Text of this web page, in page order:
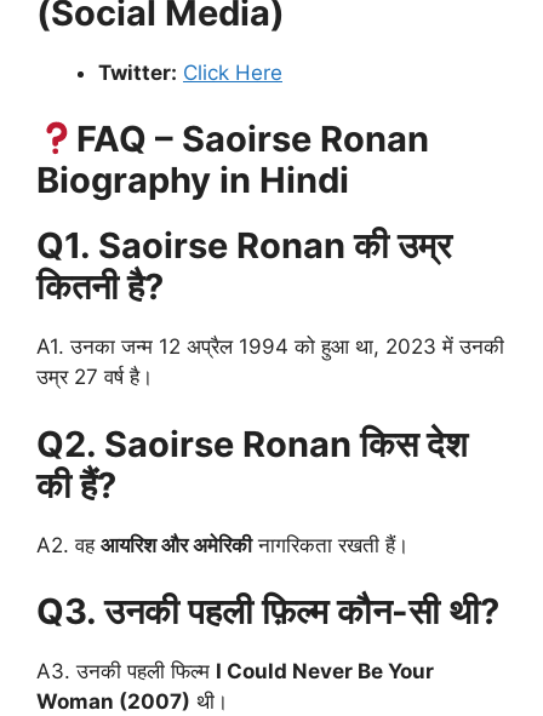
(Social Media)
Twitter: Click Here
FAQ – Saoirse Ronan
Biography in Hindi
Q1. Saoirse Ronan की उम्र
कितनी है?
A1. उनका जन्म 12 अप्रैल 1994 को हुआ था, 2023 में उनकी
उम्र 27 वर्ष है।
Q2. Saoirse Ronan किस देश
की हैं?
A2. वह आयरिश और अमेरिकीनागरिकता रखती हैं।
Q3. उनकी पहली फ़िल्म कौन-सी थी?
A3. उनकी पहली फिल्म I Could Never Be Your
Woman (2007) थी।